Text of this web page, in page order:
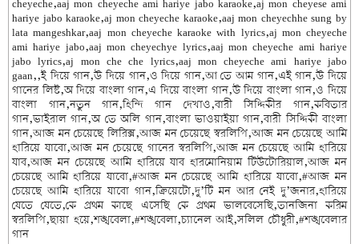
cheyeche,aaj mon cheyeche ami hariye jabo karaoke,aj mon cheyese ami
hariye jabo karaoke,aj mon cheyeche karaoke,aaj mon cheyechhe sung by
lata mangeshkar,aaj mon cheyeche karaoke with lyrics,aj mon cheyeche
ami hariye jabo,aaj mon cheyechye lyrics,aaj mon cheyeche ami hariye
jabo lyrics,aj mon che che lyrics,aaj mon cheyeche ami hariye jabo
gaan,,ই দিয়ে গান,উ দিয়ে গান,ও দিয়ে গান,আ তে আম গান,এই গান,উ দিয়ে
গানের লিষ্ট,অ দিয়ে বাংলা গান,এ দিয়ে বাংলা গান,উ দিয়ে বাংলা গান,ও দিয়ে
বাংলা গান,নতুন গান,হিন্দি গান দেখাও,বারী সিদ্দিকীর গান,কবিতার
গান,ভাইরাল গান,অ তে অলি গান,বাংলা ভাওয়াইয়া গান,বারী সিদ্দিকী বাংলা
গান,আজ মন চেয়েছে লিরিক্স,আজ মন চেয়েছে স্বরলিপি,আজ মন চেয়েছে আমি
হারিয়ে যাবো,আজ মন চেয়েছে গানের স্বরলিপি,আজ মন চেয়েছে আমি হারিয়ে
যাব,আজ মন চেয়েছে আমি হারিয়ে যাব হারমোনিয়াম টিউটোরিয়াল,আজ মন
চেয়েছে আমি হারিয়ে যাবো,#আজ মন চেয়েছে আমি হারিয়ে যাবো,#আজ মন
চেয়েছে আমি হারিয়ে যাবো গান,ক্রিয়েটো,দু’টি মন আর নেই দু’জনার,হারিয়ে
যেতে যেতে,কে প্রথম কাছে এসেছি কে প্রথম ভালবেসেছি,তানজিনা করিম
স্বরলিপি,ছায়া হয়ে,শঙ্খবেলা,#শঙ্খবেলা,চ্যানেল আই,সলিল চৌধুরী,#শঙ্খবেলার
গান